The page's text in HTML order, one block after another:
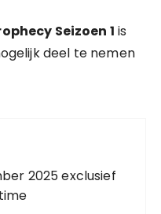
Seizoen 1 is
deel te nemen
2025 exclusief